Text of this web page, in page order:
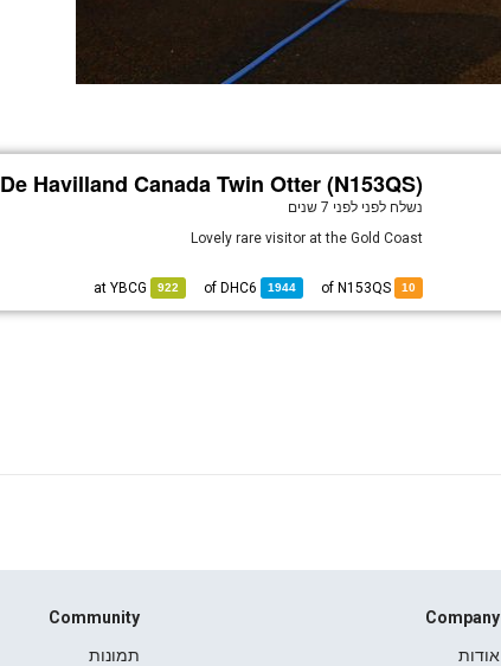
De Havilland Canada Twin Otter (N153QS)
נשלח לפני לפני 7 שנים
Lovely rare visitor at the Gold Coast
10
1944
DHC6
922
YBCG
Company
אודות
Community
תמונות